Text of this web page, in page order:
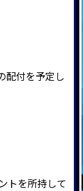
配付を予定し
トを所持して